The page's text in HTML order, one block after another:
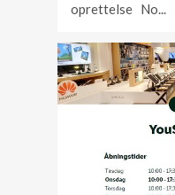
oprettelse No...